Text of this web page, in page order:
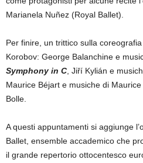
Marianela Nuñez (Royal Ballet).
Per finire, un trittico sulla
Korobov: George Balanchine e
Symphony in C , Jiří Kylián e
Maurice Béjart e musiche di
Bolle.
A questi appuntamenti si aggiunge
Ballet, ensemble accademico che
il grande repertorio ottocentesco